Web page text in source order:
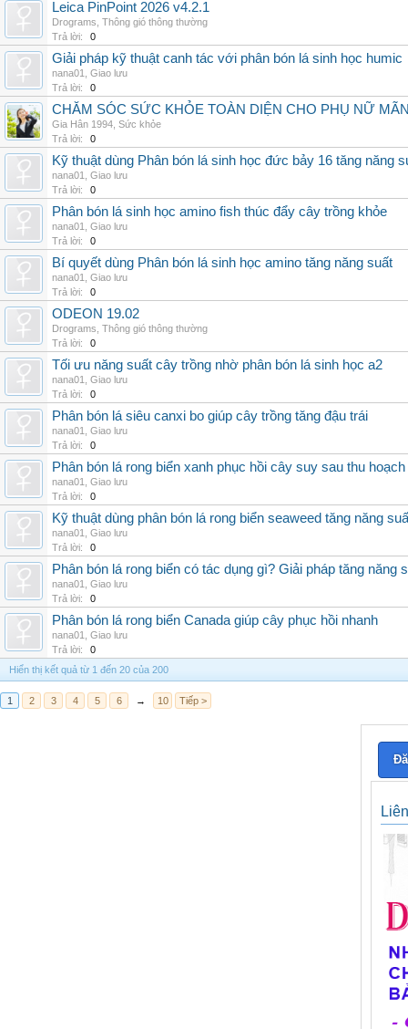
Leica PinPoint 2026 v4.2.1
Drograms Thông gió thông thường
Trả lời:
0
Giải pháp kỹ thuật canh tác với phân bón lá sinh học humic
nana01
Giao lưu
Trả lời:
0
CHĂM SÓC SỨC KHỎE TOÀN DIỆN CHO PHỤ NỮ
Gia Hân 1994 Sức khỏe
Trả lời:
0
Kỹ thuật dùng Phân bón lá sinh học đức bảy 16 tăng năng
nana01
Giao lưu
Trả lời:
0
Phân bón lá sinh học amino fish thúc đẩy cây trồng khỏe
nana01
Giao lưu
Trả lời:
0
Bí quyết dùng Phân bón lá sinh học amino tăng năng suất
nana01
Giao lưu
Trả lời:
0
ODEON 19.02
Drograms Thông gió thông thường
Trả lời:
0
Tối ưu năng suất cây trồng nhờ phân bón lá sinh học a2
nana01
Giao lưu
Trả lời:
0
Phân bón lá siêu canxi bo giúp cây trồng tăng đậu trái
nana01
Giao lưu
Trả lời:
0
Phân bón lá rong biển xanh phục hồi cây suy sau thu hoạch
nana01
Giao lưu
Trả lời:
0
Kỹ thuật dùng phân bón lá rong biển seaweed tăng năng
nana01
Giao lưu
Trả lời:
0
Phân bón lá rong biển có tác dụng gì? Giải pháp tăng năng
nana01
Giao lưu
Trả lời:
0
Phân bón lá rong biển Canada giúp cây phục hồi nhanh
nana01
Giao lưu
Trả lời:
0
Hiển thị kết quả từ 1 đến 20 của 200
1 2 3 4 5 6 → 10 Tiếp >